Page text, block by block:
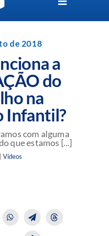
Toggle
Navigation
de 2018
a
do
na
Infantil?
com alguma
que estamos [...]
Vídeos